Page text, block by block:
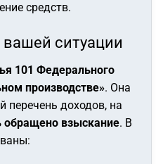
средств.
ситуации
101 Федерального
производстве». Она
перечень доходов, на
взыскание. В